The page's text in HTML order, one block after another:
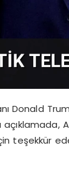
Donald
teşekkür